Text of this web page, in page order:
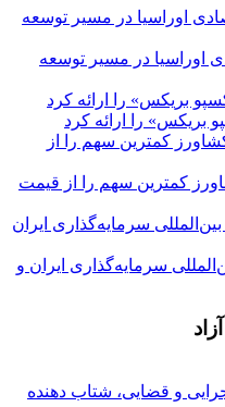
اوراسیا در مسیر توسعه
بریکس» را ارائه کرد
کمترین سهم را از قیمت
سرمایه‌گذاری ایران و